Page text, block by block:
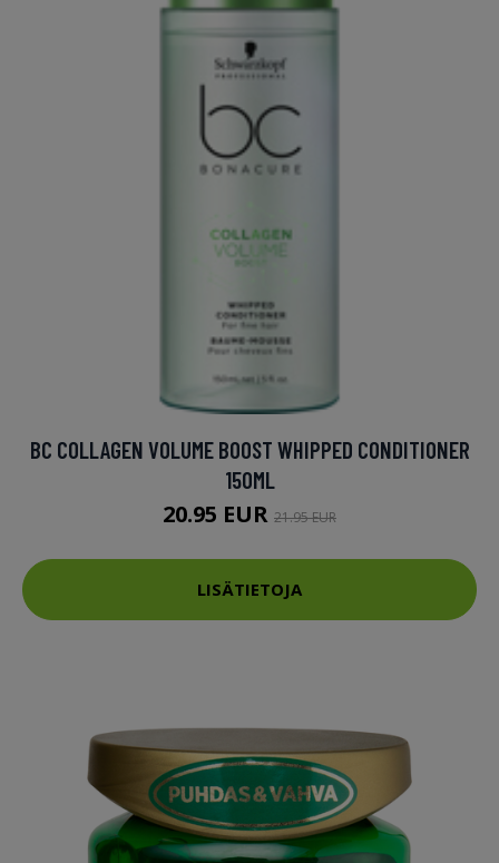
BC COLLAGEN VOLUME BOOST WHIPPED CONDITIONER
150ML
20.95 EUR 21.95 EUR
LISÄTIETOJA